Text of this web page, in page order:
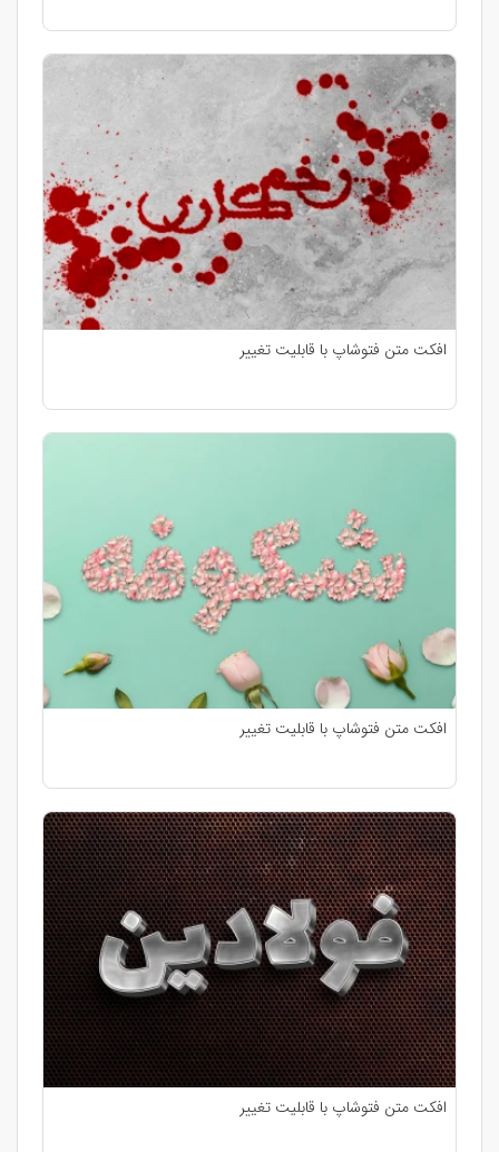
افکت متن فتوشاپ با قابلیت تغییر
افکت متن فتوشاپ با قابلیت تغییر
افکت متن فتوشاپ با قابلیت تغییر